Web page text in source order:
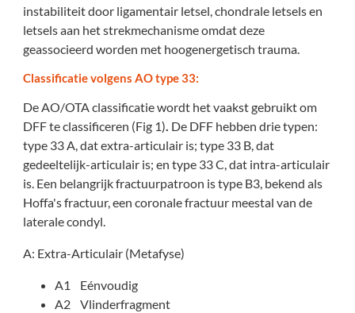
instabiliteit door ligamentair letsel, chondrale letsels en
letsels aan het strekmechanisme omdat deze
geassocieerd worden met hoogenergetisch trauma.
Classificatie volgens AO type 33:
De AO/OTA classificatie wordt het vaakst gebruikt om
DFF te classificeren (Fig 1). De DFF hebben drie typen:
type 33 A, dat extra-articulair is; type 33 B, dat
gedeeltelijk-articulair is; en type 33 C, dat intra-articulair
is. Een belangrijk fractuurpatroon is type B3, bekend als
Hoffa's fractuur, een coronale fractuur meestal van de
laterale condyl.
A: Extra-Articulair (Metafyse)
A1 Eénvoudig
A2 Vlinderfragment